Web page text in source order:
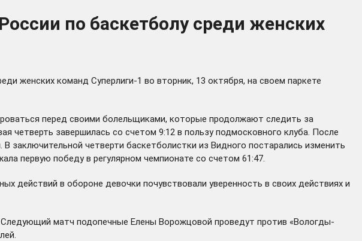
по баскетболу среди женских
женских команд Суперлиги-1 во вторник, 13 октября, на своем паркете
перед своими болельщиками, которые продолжают следить за
четверть завершилась со счетом 9:12 в пользу подмосковного клуба. После
заключительной четверти баскетболистки из Видного постарались изменить
первую победу в регулярном чемпионате со счетом 61:47.
действий в обороне девочки почувствовали уверенность в своих действиях и
матч подопечные Елены Ворожцовой проведут против «Вологды-